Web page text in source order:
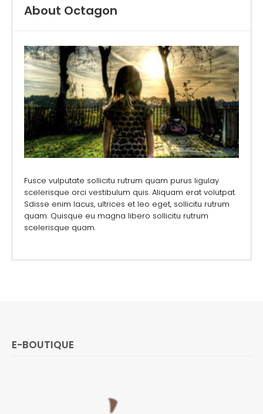
About Octagon
Fusce vulputate sollicitu rutrum quam purus ligulay
scelerisque orci vestibulum quis. Aliquam erat volutpat.
Sdisse enim lacus, ultrices et leo eget, sollicitu rutrum
quam. Quisque eu magna libero sollicitu rutrum
scelerisque quam.
E-BOUTIQUE